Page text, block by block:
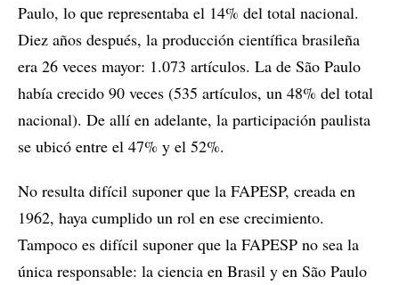
Paulo, lo que representaba el 14% del total nacional.
Diez años después, la producción científica brasileña
era 26 veces mayor: 1.073 artículos. La de São Paulo
había crecido 90 veces (535 artículos, un 48% del total
nacional). De allí en adelante, la participación paulista
se ubicó entre el 47% y el 52%.
No resulta difícil suponer que la FAPESP, creada en
1962, haya cumplido un rol en ese crecimiento.
Tampoco es difícil suponer que la FAPESP no sea la
única responsable: la ciencia en Brasil y en São Paulo